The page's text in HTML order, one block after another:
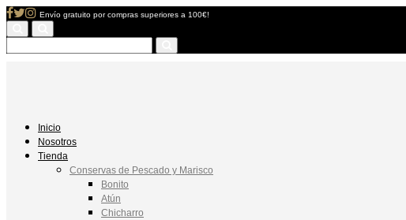
Envío gratuito por compras superiores a 100€!
Inicio
Nosotros
Tienda
Conservas de Pescado y Marisco
Bonito
Atún
Chicharro